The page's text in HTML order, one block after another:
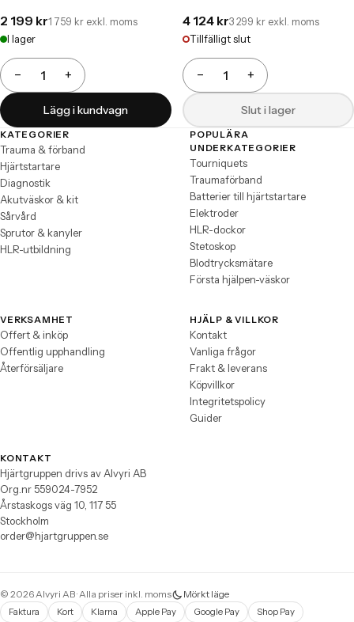
2 199 kr1 759 kr exkl. moms
I lager
−
Antal +
Lägg i kundvagn
4 124 kr3 299 kr exkl. moms
Tillfälligt slut
−
Antal +
Slut i lager
Sidfot
KATEGORIER
Trauma & förband
Hjärtstartare
Diagnostik
Akutväskor & kit
Sårvård
Sprutor & kanyler
HLR-utbildning
POPULÄRA
UNDERKATEGORIER
Tourniquets
Traumaförband
Batterier till hjärtstartare
Elektroder
HLR-dockor
Stetoskop
Blodtrycksmätare
Första hjälpen-väskor
VERKSAMHET
Offert & inköp
Offentlig upphandling
Återförsäljare
HJÄLP & VILLKOR
Kontakt
Vanliga frågor
Frakt & leverans
Köpvillkor
Integritetspolicy
Guider
KONTAKT
Hjärtgruppen drivs av Alvyri AB
Org.nr 559024-7952
Årstaskogs väg 10, 117 55
Stockholm
order@hjartgruppen.se
© 2026 Alvyri AB · Alla priser inkl. moms Mörkt läge
Faktura Kort Klarna Apple Pay Google Pay Shop Pay